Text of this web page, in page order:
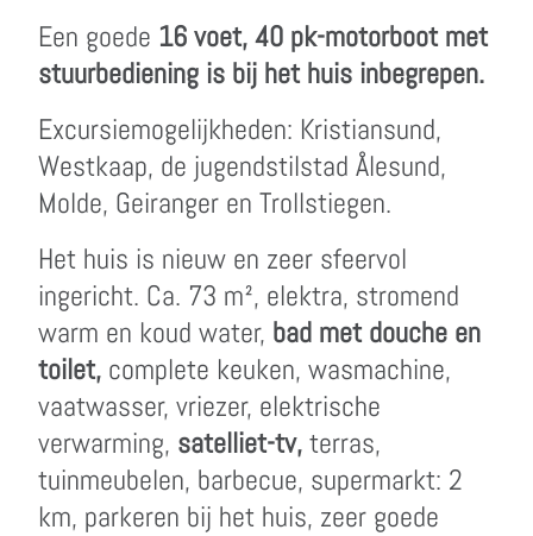
Een goede 16 voet, 40 pk-motorboot met
stuurbediening is bij het huis inbegrepen.
Excursiemogelijkheden: Kristiansund,
Westkaap, de jugendstilstad Ålesund,
Molde, Geiranger en Trollstiegen.
Het huis is nieuw en zeer sfeervol
ingericht. Ca. 73 m², elektra, stromend
warm en koud water, bad met douche en
toilet, complete keuken, wasmachine,
vaatwasser, vriezer, elektrische
verwarming, satelliet-tv,terras,
tuinmeubelen, barbecue, supermarkt: 2
km, parkeren bij het huis, zeer goede